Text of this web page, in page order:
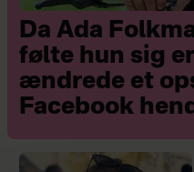
Da Ada
følte hun sig
ændrede et
Facebook